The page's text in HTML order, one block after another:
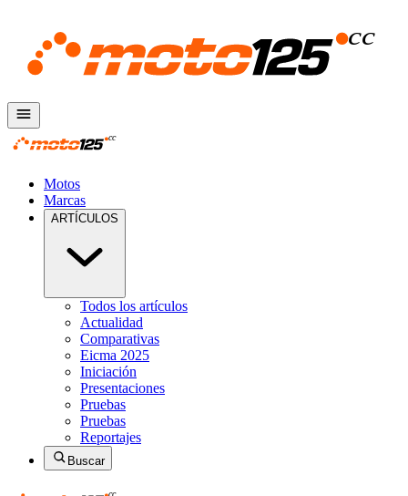
Motos
Marcas
ARTÍCULOS
Todos los artículos
Actualidad
Comparativas
Eicma 2025
Iniciación
Presentaciones
Pruebas
Pruebas
Reportajes
Buscar